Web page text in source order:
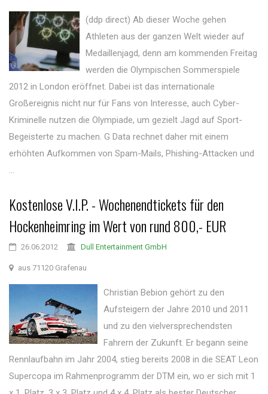
(ddp direct) Ab dieser Woche gehen
Athleten aus der ganzen Welt wieder auf
Medaillenjagd, denn am kommenden Freitag
werden die Olympischen Sommerspiele
2012 in London eröffnet. Dabei ist das internationale
Großereignis nicht nur für Fans von Interesse, auch Cyber-
Kriminelle nutzen die Olympiade, um gezielt Jagd auf Sport-
Begeisterte zu machen. G Data rechnet daher mit einem
erhöhten Aufkommen von Spam-Mails, Phishing-Attacken und
...
Kostenlose V.I.P. - Wochenendtickets für den
Hockenheimring im Wert von rund 800,- EUR
26.06.2012 Dull Entertainment GmbH
aus 71120 Grafenau
Christian Bebion gehört zu den
Aufsteigern der Jahre 2010 und 2011
und zu den vielversprechendsten
Fahrern der Zukunft. Er begann seine
Rennlaufbahn im Jahr 2004, stieg bereits 2008 in die SEAT Leon
Supercopa im Rahmenprogramm der DTM ein, wo er sich mit 1